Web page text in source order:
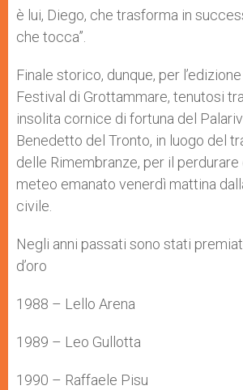
è lui, Diego, che trasforma in
che tocca”.
Finale storico, dunque, per
Festival di Grottammare, tenutosi
insolita cornice di fortuna del
Benedetto del Tronto, in luogo del
delle Rimembranze, per il perdurare
meteo emanato venerdì mattina
civile.
Negli anni passati sono stati
d’oro
1988 – Lello Arena
1989 – Leo Gullotta
1990 – Raffaele Pisu